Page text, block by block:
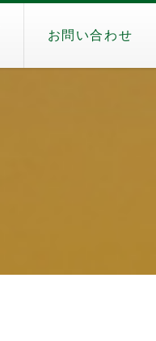
お問い合わせ